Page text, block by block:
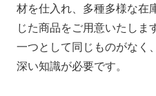
材を仕入れ、多種多様な在
じた商品をご用意いたしま
一つとして同じものがなく
深い知識が必要です。